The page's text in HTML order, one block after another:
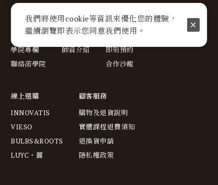
關於我們
關於渃學院
學院專欄
聯絡渃學院
美學講座
最新活動
師資介紹
沙龍療程
療程服務
即刻預約
合作沙龍
線上選購
INNOVATIS
VIESO
BULBS&ROOTS
LUYC・虂
顧客服務
購物及退貨說明
實體課程退費須知
退換貨申請
隱私權政策
我們將使用cookie等資訊來優化您的體驗，
繼續瀏覽即表示您同意我們使用。